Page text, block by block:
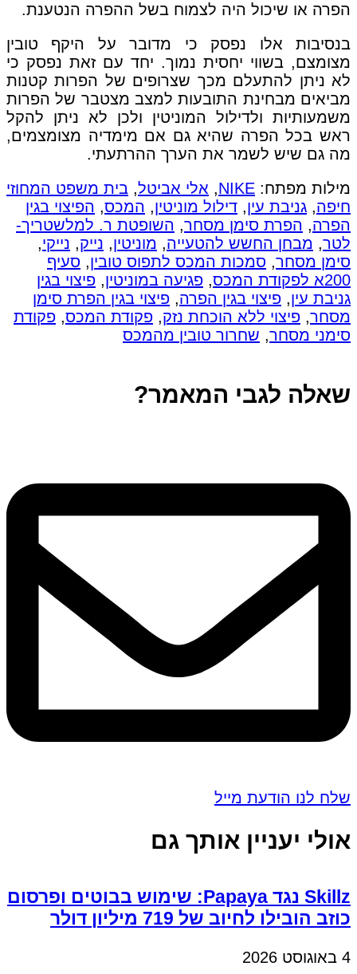
הפרה או שיכול היה לצמוח בשל ההפרה הנטענת.
בנסיבות אלו נפסק כי מדובר על היקף טובין
מצומצם, בשווי יחסית נמוך. יחד עם זאת נפסק כי
לא ניתן להתעלם מכך שצרופים של הפרות קטנות
מביאים מבחינת התובעות למצב מצטבר של הפרות
משמעותיות ולדילול המוניטין ולכן לא ניתן להקל
ראש בכל הפרה שהיא גם אם מימדיה מצומצמים,
מה גם שיש לשמר את הערך ההרתעתי.
מילות מפתח: NIKE
, אלי אביטל, בית משפט המחוזי
חיפה, גניבת עין, דילול מוניטין, המכס, הפיצוי בגין
הפרה, הפרת סימן מסחר, השופטת ר. למלשטריך-
לטר, מבחן החשש להטעייה, מוניטין, נייק, נייקי,
סימן מסחר, סמכות המכס לתפוס טובין, סעיף
200א לפקודת המכס
, פגיעה במוניטין, פיצוי בגין
גניבת עין, פיצוי בגין הפרה, פיצוי בגין הפרת סימן
מסחר, פיצוי ללא הוכחת נזק, פקודת המכס, פקודת
סימני מסחר, שחרור טובין מהמכס
שאלה לגבי המאמר?
שלח לנו הודעת מייל
אולי יעניין אותך גם
Skillz נגד Papaya: שימוש בבוטים ופרסום
כוזב הובילו לחיוב של 719 מיליון דולר
4 באוגוסט 2026